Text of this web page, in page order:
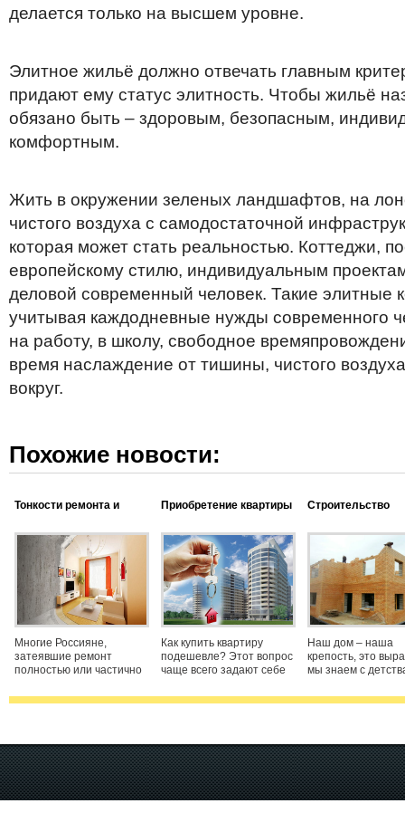
делается только на высшем уровне.
Элитное жильё должно отвечать главным
придают ему статус элитность. Чтобы жильё
обязано быть – здоровым, безопасным,
комфортным.
Жить в окружении зеленых ландшафтов, на
чистого воздуха с самодостаточной
которая может стать реальностью. Коттеджи,
европейскому стилю, индивидуальным
деловой современный человек. Такие элитные
учитывая каждодневные нужды современного
на работу, в школу, свободное
время наслаждение от тишины, чистого
вокруг.
Похожие новости:
Тонкости ремонта и
Многие Россияне,
затеявшие ремонт
полностью или частично
что категорически
причиной роста
аварийности жилого
Приобретение квартиры
Как купить квартиру
подешевле? Этот вопрос
чаще всего задают себе
бюджет на покупку жилья
дает своему
Строительство
Наш дом – наша
крепость, это
мы знаем с
материалом для
мультик «Три
дом из